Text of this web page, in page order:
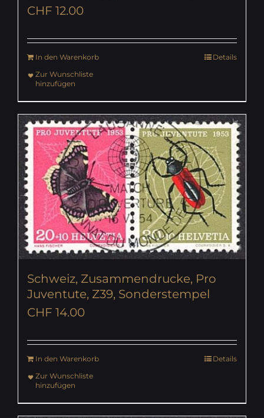
CHF 12.00
In den Warenkorb
Details
Zur Wunschliste
hinzufügen
Schweiz, Zusammendrucke, Pro
Juventute, Z39, Sonderstempel
CHF 14.00
In den Warenkorb
Details
Zur Wunschliste
hinzufügen